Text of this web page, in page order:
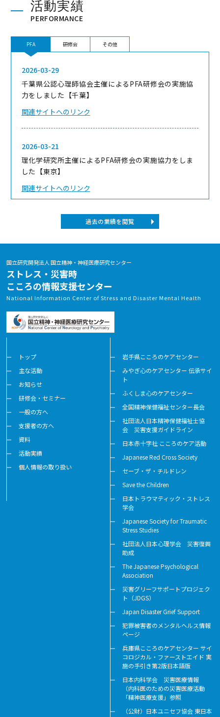
活動実績
PERFORMANCE
PFA 研修会 その他
2026-03-29
千葉県公認心理師協会主催によるPFA研修会の実施協
力をしました【千葉】
関連サイトへのリンク
2026-03-21
理化学研究所主催によるPFA研修会の実施協力をしま
した【東京】
関連サイトへのリンク
関連サイトへのリンク
2026-02-24
愛知県刈谷市健康推進課主催によるPFA講演会の実施
協力をしました（オンライン）【愛知】
2026-02-20
東京都「令和7年度災害時精神科医療体制整備事業
（災害時精神科医療研修）」を実施しました【国立精
神・神経医療研究センター】
関連サイトへのリンク
過去の業績を閲覧
国立研究開発法人 国立精神・神経医療研究センター
ストレス・災害時
こころの情報支援センター
National Information Center of Stress and Disaster Mental Health
トップ
主な活動
お知らせ
研修会・セミナー
一般の方へ
支援者の方へ
資料
活動実績
個人情報の取り扱い
岩手県こころのケアセンター
みやぎ心のケアセンター 伝承サイ
ト
ふくしま心のケアセンター
全国精神保健福祉センター長会
社団法人日本精神保健福祉士協
会 災害支援ガイドライン
日本赤十字社 こころのケア活動
Japanese Red Cross Society
セーブ・ザ・チルドレン
Save the Children
日本トラウマティック・ストレス
学会
Japanese Society for Traumatic
Stress Studies
社団法人日本心理学会 災害復興
助成
The Japanese Psychological
Association
災害グリーフサポートプロジェク
ト（JDGS）
Japan Disaster Grief Support
犯罪被害者のメンタルヘルス情報
ページ
兵庫県こころのケアセンター サイ
コロジカル・ファーストエイド 実
施の手引き第2版日本語版
日本内科学会 災害医療情報
（内科医のための災害医療活動
「精神医療支援」参照
（公財）日本ユニセフ協会 東日本